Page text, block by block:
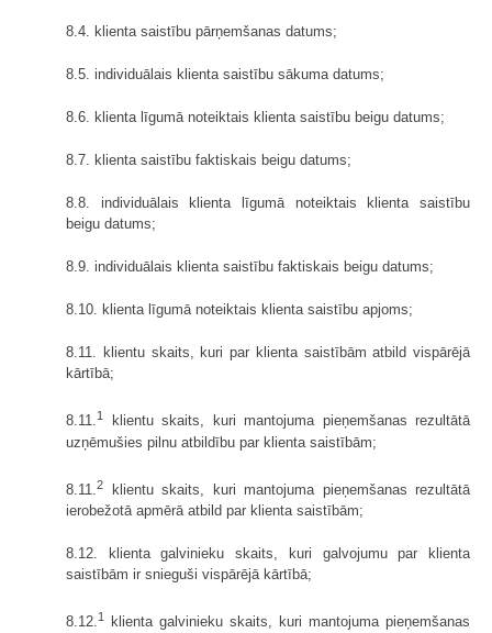
8.4. klienta saistību pārņemšanas datums;
8.5. individuālais klienta saistību sākuma datums;
8.6. klienta līgumā noteiktais klienta saistību beigu datums;
8.7. klienta saistību faktiskais beigu datums;
8.8. individuālais klienta līgumā noteiktais klienta saistību
beigu datums;
8.9. individuālais klienta saistību faktiskais beigu datums;
8.10. klienta līgumā noteiktais klienta saistību apjoms;
8.11. klientu skaits, kuri par klienta saistībām atbild vispārējā
kārtībā;
8.11.1
klientu skaits, kuri mantojuma pieņemšanas rezultātā
uzņēmušies pilnu atbildību par klienta saistībām;
8.11. 2
klientu skaits, kuri mantojuma pieņemšanas rezultātā
ierobežotā apmērā atbild par klienta saistībām;
8.12. klienta galvinieku skaits, kuri galvojumu par klienta
saistībām ir snieguši vispārējā kārtībā;
8.12.1
klienta galvinieku skaits, kuri mantojuma pieņemšanas